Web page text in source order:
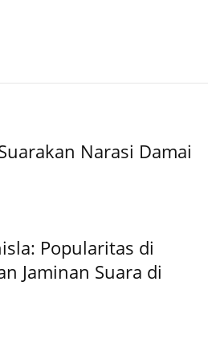
Narasi Damai
Popularitas di
Jaminan Suara di